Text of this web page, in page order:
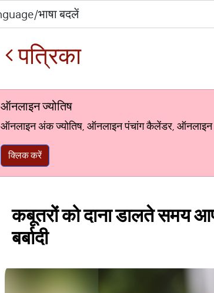
पत्रिका
ऑनलाइन ज्योतिष
ऑनलाइन अंक ज्योतिष, ऑनलाइन पंचांग कैलेंडर, ऑनलाइन
क्लिक करें
कबूतरों को दाना डालते समय
बर्बादी